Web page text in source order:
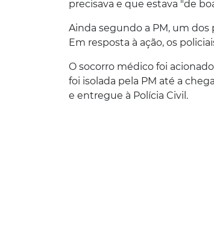
precisava e que estava "de
Ainda segundo a PM, um
Em resposta à ação, os
O socorro médico foi
foi isolada pela PM até a
e entregue à Polícia Civil.